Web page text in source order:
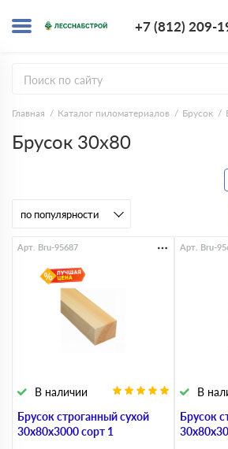
+7 (812) 209-
Главная Каталог пиломатериалов Брусок
Брусок 30x80
Брусок строганный сухой
30х80х3000 сорт 1
В наличии
Арт. Bru-95687
Брусок
В
Арт. Bru-